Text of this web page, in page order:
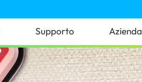
Supporto Azienda